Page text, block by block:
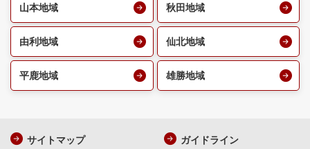
山本地域 秋田地域
由利地域 仙北地域
平鹿地域 雄勝地域
サイトマップ ガイドライン